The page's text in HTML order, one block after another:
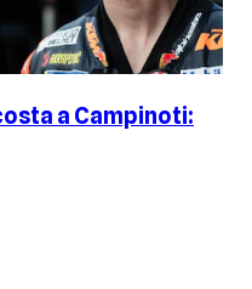
a Campinoti: